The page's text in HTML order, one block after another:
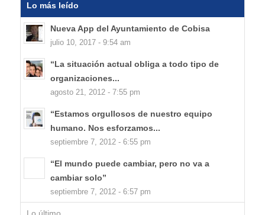
Lo más leído
Nueva App del Ayuntamiento de Cobisa
julio 10, 2017 - 9:54 am
“La situación actual obliga a todo tipo de
organizaciones...
agosto 21, 2012 - 7:55 pm
“Estamos orgullosos de nuestro equipo
humano. Nos esforzamos...
septiembre 7, 2012 - 6:55 pm
“El mundo puede cambiar, pero no va a
cambiar solo”
septiembre 7, 2012 - 6:57 pm